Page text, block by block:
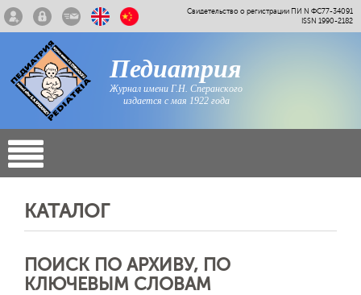
Свидетельство о регистрации ПИ N ФС77-34091
ISSN 1990-2182
Педиатрия
Журнал имени Г.Н. Сперанского
издается с мая 1922 года
КАТАЛОГ
ПОИСК ПО АРХИВУ, ПО
КЛЮЧЕВЫМ СЛОВАМ